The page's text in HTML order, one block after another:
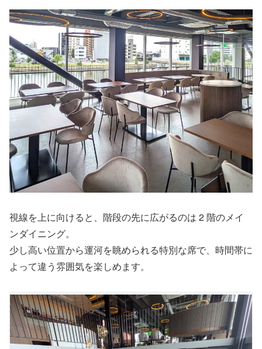
視線を上に向けると、階段の先に広がるのは 2 階のメイ
ンダイニング。
少し高い位置から運河を眺められる特別な席で、時間帯に
よって違う雰囲気を楽しめます。